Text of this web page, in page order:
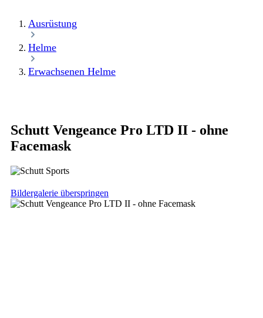
Ausrüstung
Helme
Erwachsenen Helme
Schutt Vengeance Pro LTD II - ohne
Facemask
Bildergalerie überspringen